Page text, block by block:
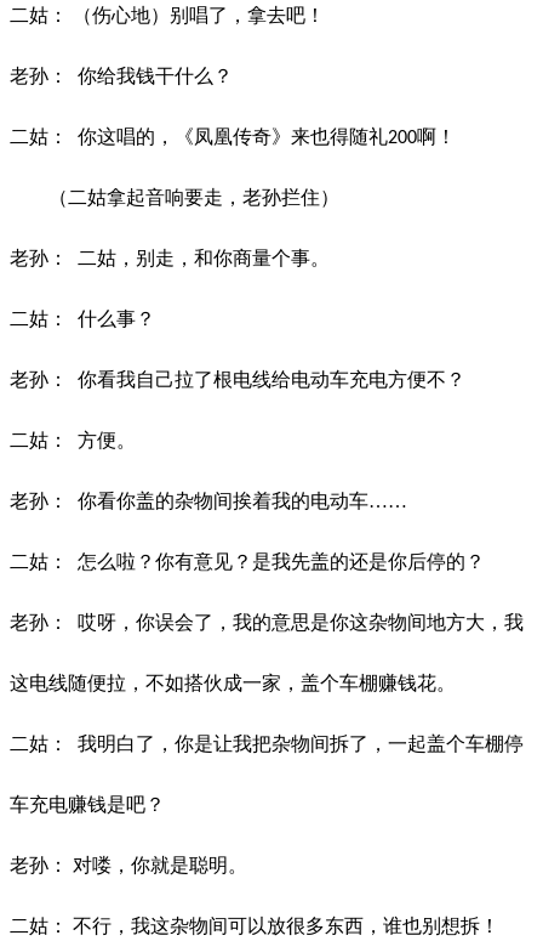
二姑： （伤心地）别唱了，拿去吧！
老孙： 你给我钱干什么？
二姑： 你这唱的，《凤凰传奇》来也得随礼200啊！
（二姑拿起音响要走，老孙拦住）
老孙： 二姑，别走，和你商量个事。
二姑： 什么事？
老孙： 你看我自己拉了根电线给电动车充电方便不？
二姑： 方便。
老孙： 你看你盖的杂物间挨着我的电动车……
二姑： 怎么啦？你有意见？是我先盖的还是你后停的？
老孙： 哎呀，你误会了，我的意思是你这杂物间地方大，我
这电线随便拉，不如搭伙成一家，盖个车棚赚钱花。
二姑： 我明白了，你是让我把杂物间拆了，一起盖个车棚停
车充电赚钱是吧？
老孙： 对喽，你就是聪明。
二姑： 不行，我这杂物间可以放很多东西，谁也别想拆！